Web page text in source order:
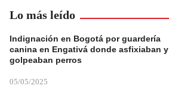
Lo más leído
Indignación en Bogotá por guardería
canina en Engativá donde asfixiaban y
golpeaban perros
05/05/2025